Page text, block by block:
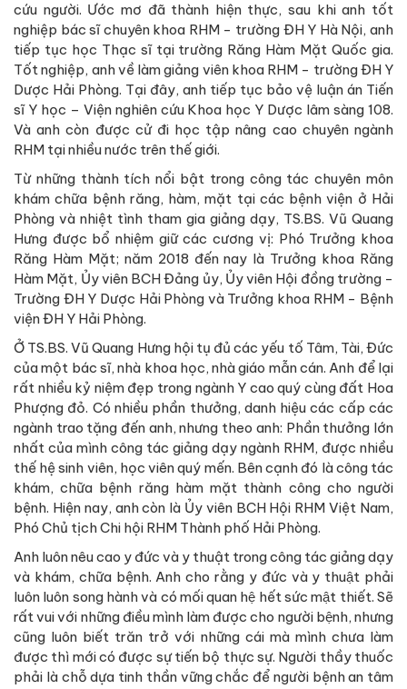
cứu người. Ước mơ đã thành hiện thực, sau khi anh tốt
nghiệp bác sĩ chuyên khoa RHM - trường ĐH Y Hà Nội, anh
tiếp tục học Thạc sĩ tại trường Răng Hàm Mặt Quốc gia.
Tốt nghiệp, anh về làm giảng viên khoa RHM - trường ĐH Y
Dược Hải Phòng. Tại đây, anh tiếp tục bảo vệ luận án Tiến
sĩ Y học – Viện nghiên cứu Khoa học Y Dược lâm sàng 108.
Và anh còn được cử đi học tập nâng cao chuyên ngành
RHM tại nhiều nước trên thế giới.
Từ những thành tích nổi bật trong công tác chuyên môn
khám chữa bệnh răng, hàm, mặt tại các bệnh viện ở Hải
Phòng và nhiệt tình tham gia giảng dạy, TS.BS. Vũ Quang
Hưng được bổ nhiệm giữ các cương vị: Phó Trưởng khoa
Răng Hàm Mặt; năm 2018 đến nay là Trưởng khoa Răng
Hàm Mặt, Ủy viên BCH Đảng ủy, Ủy viên Hội đồng trường -
Trường ĐH Y Dược Hải Phòng và Trưởng khoa RHM - Bệnh
viện ĐH Y Hải Phòng.
Ở TS.BS. Vũ Quang Hưng hội tụ đủ các yếu tố Tâm, Tài, Đức
của một bác sĩ, nhà khoa học, nhà giáo mẫn cán. Anh để lại
rất nhiều kỷ niệm đẹp trong ngành Y cao quý cùng đất Hoa
Phượng đỏ. Có nhiều phần thưởng, danh hiệu các cấp các
ngành trao tặng đến anh, nhưng theo anh: Phần thưởng lớn
nhất của mình công tác giảng dạy ngành RHM, được nhiều
thế hệ sinh viên, học viên quý mến. Bên cạnh đó là công tác
khám, chữa bệnh răng hàm mặt thành công cho người
bệnh. Hiện nay, anh còn là Ủy viên BCH Hội RHM Việt Nam,
Phó Chủ tịch Chi hội RHM Thành phố Hải Phòng.
Anh luôn nêu cao y đức và y thuật trong công tác giảng dạy
và khám, chữa bệnh. Anh cho rằng y đức và y thuật phải
luôn luôn song hành và có mối quan hệ hết sức mật thiết. Sẽ
rất vui với những điều mình làm được cho người bệnh, nhưng
cũng luôn biết trăn trở với những cái mà mình chưa làm
được thì mới có được sự tiến bộ thực sự. Người thầy thuốc
phải là chỗ dựa tinh thần vững chắc để người bệnh an tâm